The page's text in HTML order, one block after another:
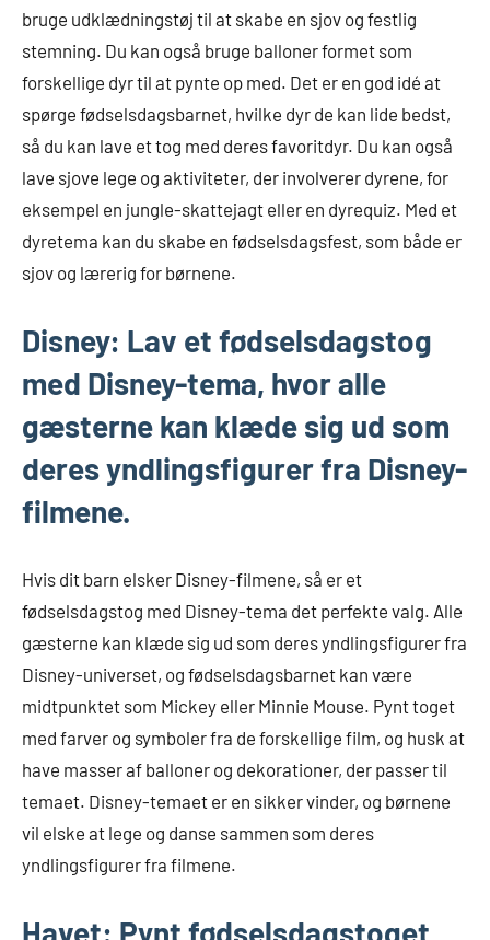
bruge udklædningstøj til at skabe en sjov og festlig
stemning. Du kan også bruge balloner formet som
forskellige dyr til at pynte op med. Det er en god idé at
spørge fødselsdagsbarnet, hvilke dyr de kan lide bedst,
så du kan lave et tog med deres favoritdyr. Du kan også
lave sjove lege og aktiviteter, der involverer dyrene, for
eksempel en jungle-skattejagt eller en dyrequiz. Med et
dyretema kan du skabe en fødselsdagsfest, som både er
sjov og lærerig for børnene.
Disney: Lav et fødselsdagstog
med Disney-tema, hvor alle
gæsterne kan klæde sig ud som
deres yndlingsfigurer fra Disney-
filmene.
Hvis dit barn elsker Disney-filmene, så er et
fødselsdagstog med Disney-tema det perfekte valg. Alle
gæsterne kan klæde sig ud som deres yndlingsfigurer fra
Disney-universet, og fødselsdagsbarnet kan være
midtpunktet som Mickey eller Minnie Mouse. Pynt toget
med farver og symboler fra de forskellige film, og husk at
have masser af balloner og dekorationer, der passer til
temaet. Disney-temaet er en sikker vinder, og børnene
vil elske at lege og danse sammen som deres
yndlingsfigurer fra filmene.